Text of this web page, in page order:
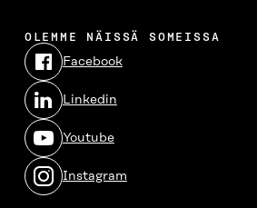
OLEMME NÄISSÄ SOMEISSA
Facebook
Avautuu
uudessa
ikkunassaLinkedin
Avautuu
uudessa
ikkunassaYoutube
Avautuu
uudessa
ikkunassaInstagram
Avautuu
uudessa